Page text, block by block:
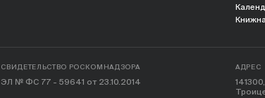
СВИДЕТЕЛЬСТВО РОСКОМНАДЗОРА
ЭЛ № ФС 77 - 59641 от 23.10.2014
АДРЕС